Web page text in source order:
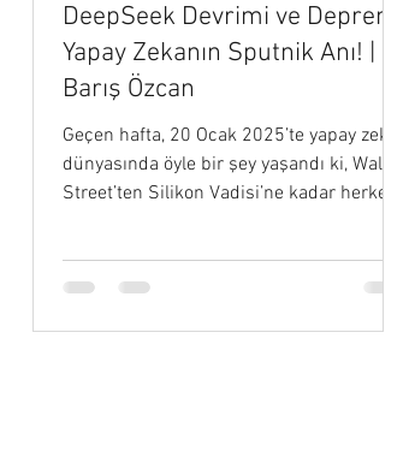
118 posts
256 posts
350 posts
319 posts
DeepSeek Devrimi ve Depremi:
Yapay Zekanın Sputnik Anı! | by
Barış Özcan
Geçen hafta, 20 Ocak 2025’te yapay zeka
dünyasında öyle bir şey yaşandı ki, Wall
Street’ten Silikon Vadisi’ne kadar herkes